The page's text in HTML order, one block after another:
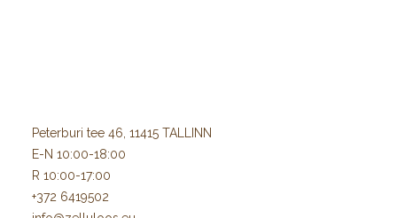
luksuslikud pakendid;
menüüd;
ettevõtte esindusmaterjalid;
kunsti- ja fototrükised.
Peterburi tee 46, 11415 TALLINN
E-N 10:00-18:00
R 10:00-17:00
+372 6419502